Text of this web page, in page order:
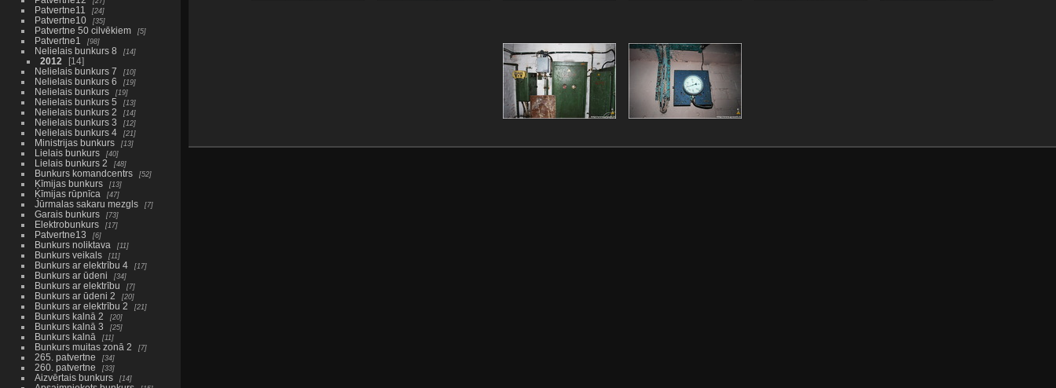
Patvertne11 24
Patvertne10 35
Patvertne 50 cilvēkiem 5
Patvertne1 98
Nelielais bunkurs 8 14
2012
14
Nelielais bunkurs 7
10
Nelielais bunkurs 6 19
Nelielais bunkurs 19
Nelielais bunkurs 5 13
Nelielais bunkurs 2 14
Nelielais bunkurs 3 12
Nelielais bunkurs 4 21
Ministrijas bunkurs 13
Lielais bunkurs 40
Lielais bunkurs 2 48
Bunkurs komandcentrs 52
Ķīmijas bunkurs 13
Ķīmijas rūpnīca 47
Jūrmalas sakaru mezgls 7
Garais bunkurs 73
Elektrobunkurs 17
Patvertne13 6
Bunkurs noliktava 11
Bunkurs veikals 11
Bunkurs ar elektrību 4 17
Bunkurs ar ūdeni 34
Bunkurs ar elektrību 7
Bunkurs ar ūdeni 2 20
Bunkurs ar elektrību 2 21
Bunkurs kalnā 2 20
Bunkurs kalnā 3 25
Bunkurs kalnā 11
Bunkurs muitas zonā 2 7
265. patvertne 34
260. patvertne 33
Aizvērtais bunkurs 14